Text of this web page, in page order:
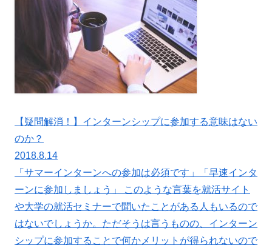
【疑問解消！】インターンシップに参加する意味はない
のか？
2018.8.14
「サマーインターンへの参加は必須です」「早速インタ
ーンに参加しましょう」 このような言葉を就活サイト
や大学の就活セミナーで聞いたことがある人もいるので
はないでしょうか。ただそうは言うものの、インターン
シップに参加することで何かメリットが得られないので